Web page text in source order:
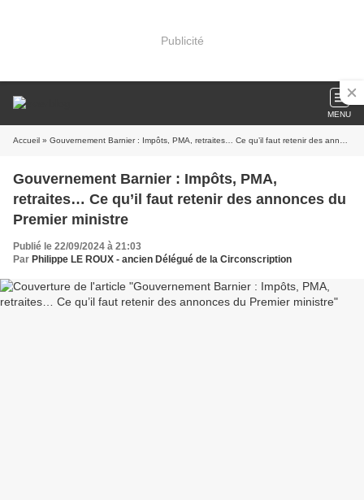
Publicité
MENU
Accueil » Gouvernement Barnier : Impôts, PMA, retraites… Ce qu’il faut retenir des annonces du Premier ministre
Gouvernement Barnier : Impôts, PMA,
retraites… Ce qu’il faut retenir des annonces du
Premier ministre
Publié le 22/09/2024 à 21:03
Par Philippe LE ROUX - ancien Délégué de la Circonscription